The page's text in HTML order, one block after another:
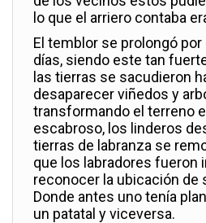
lo que el arriero contaba
El temblor se prolongó
días, siendo este tan
las tierras se sacudieron
desaparecer viñedos y
transformando el terreno
escabroso, los linderos
tierras de labranza se
que los labradores fueron
reconocer la ubicación de
Donde antes uno tenía
un patatal y viceversa.